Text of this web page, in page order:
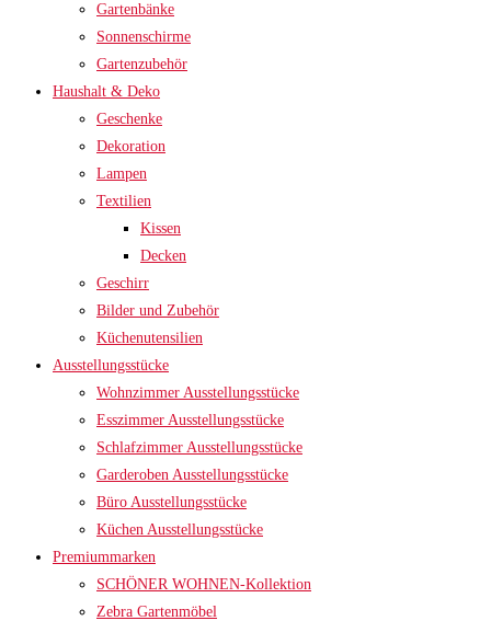
Gartenbänke
Sonnenschirme
Gartenzubehör
Haushalt & Deko
Geschenke
Dekoration
Lampen
Textilien
Kissen
Decken
Geschirr
Bilder und Zubehör
Küchenutensilien
Ausstellungsstücke
Wohnzimmer Ausstellungsstücke
Esszimmer Ausstellungsstücke
Schlafzimmer Ausstellungsstücke
Garderoben Ausstellungsstücke
Büro Ausstellungsstücke
Küchen Ausstellungsstücke
Premiummarken
SCHÖNER WOHNEN-Kollektion
Zebra Gartenmöbel